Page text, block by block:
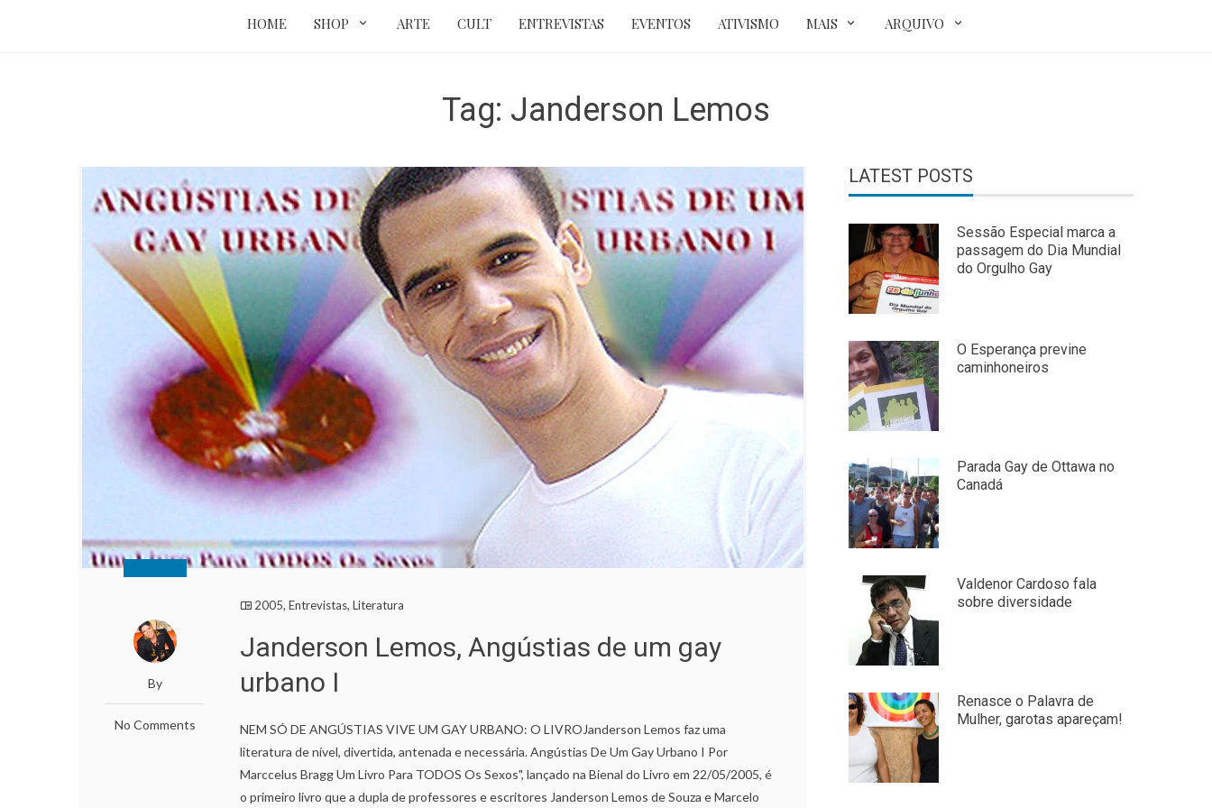
HOME SHOP ARTE CULT ENTREVISTAS EVENTOS ATIVISMO MAIS ARQUIVO
Tag: Janderson Lemos
By
No Comments
2005,Entrevistas,Literatura
Janderson Lemos, Angústias de um gay
urbano I
NEM SÓ DE ANGÚSTIAS VIVE UM GAY URBANO: O LIVROJanderson Lemos faz uma
literatura de nível, divertida, antenada e necessária. Angústias De Um Gay Urbano I Por
Marccelus Bragg Um Livro Para TODOS Os Sexos", lançado na Bienal do Livro em 22/05/2005, é
o primeiro livro que a dupla de professores e escritores Janderson Lemos de Souza e Marcelo
LATEST POSTS
Sessão Especial marca a
passagem do Dia Mundial
do Orgulho Gay
O Esperança previne
caminhoneiros
Parada Gay de Ottawa no
Canadá
Valdenor Cardoso fala
sobre diversidade
Renasce o Palavra de
Mulher, garotas apareçam!